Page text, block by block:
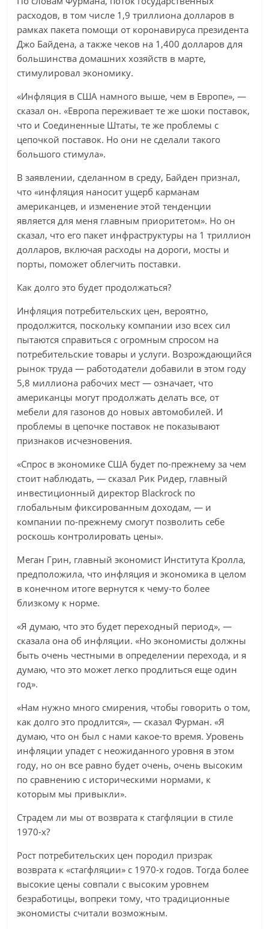
расходов, в том числе 1,9 триллиона долларов в
рамках пакета помощи от коронавируса президента
Джо Байдена, а также чеков на 1,400 долларов для
большинства домашних хозяйств в марте,
стимулировал экономику.
«Инфляция в США намного выше, чем в Европе», —
сказал он. «Европа переживает те же шоки поставок,
что и Соединенные Штаты, те же проблемы с
цепочкой поставок. Но они не сделали такого
большого стимула».
В заявлении, сделанном в среду, Байден признал,
что «инфляция наносит ущерб карманам
американцев, и изменение этой тенденции
является для меня главным приоритетом». Но он
сказал, что его пакет инфраструктуры на 1 триллион
долларов, включая расходы на дороги, мосты и
порты, поможет облегчить поставки.
Как долго это будет продолжаться?
Инфляция потребительских цен, вероятно,
продолжится, поскольку компании изо всех сил
пытаются справиться с огромным спросом на
потребительские товары и услуги. Возрождающийся
рынок труда — работодатели добавили в этом году
5,8 миллиона рабочих мест — означает, что
американцы могут продолжать делать все, от
мебели для газонов до новых автомобилей. И
проблемы в цепочке поставок не показывают
признаков исчезновения.
«Спрос в экономике США будет по-прежнему за чем
стоит наблюдать, — сказал Рик Ридер, главный
инвестиционный директор Blackrock по
глобальным фиксированным доходам, — и
компании по-прежнему смогут позволить себе
роскошь контролировать цены».
Меган Грин, главный экономист Института Кролла,
предположила, что инфляция и экономика в целом
в конечном итоге вернутся к чему-то более
близкому к норме.
«Я думаю, что это будет переходный период», —
сказала она об инфляции. «Но экономисты должны
быть очень честными в определении перехода, и я
думаю, что это может легко продлиться еще один
год».
«Нам нужно много смирения, чтобы говорить о том,
как долго это продлится», — сказал Фурман. «Я
думаю, что он был с нами какое-то время. Уровень
инфляции упадет с неожиданного уровня в этом
году, но он все равно будет очень, очень высоким
по сравнению с историческими нормами, к
которым мы привыкли».
Страдем ли мы от возврата к стагфляции в стиле
1970-х?
Рост потребительских цен породил призрак
возврата к «стагфляции» с 1970-х годов. Тогда более
высокие цены совпали с высоким уровнем
безработицы, вопреки тому, что традиционные
экономисты считали возможным.